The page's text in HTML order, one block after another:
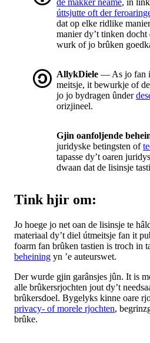
de makker neame, in
úttsjutte oft der
dat op elke ridlike
manier dy’t tinken
wurk of jo brûken
AllykDiele — As jo fan
meitsje, it bewurkje of
jo jo bydragen ûnder
orizjineel.
Gjin oanfoljende
juridyske betingsten of
tapasse dy’t oaren
dwaan dat de lisinsje
Tink hjir om:
Jo hoege jo net oan de lisinsje te
materiaal dy’t diel útmeitsje fan it
foarm fan brûken tastien is troch in
beheining yn ’e auteurswet.
Der wurde gjin garânsjes jûn. It is
alle brûkersrjochten jout dy’t
brûkersdoel. Bygelyks kinne oare
privacy- of morele rjochten,
brûke.